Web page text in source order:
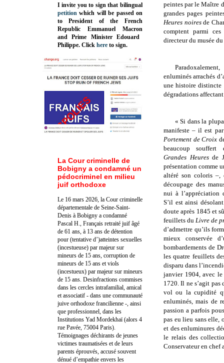
peintes par le Maître
grandes pages
Heures noiresde
comptent parmi
directeur du musée
enluminés arrachés
une histoire distincte
dégradations
« Si dans la
manifeste – il est
Portement de Croix
beaucoup
Grandes Heuresde
présentation comme
altéré son coloris –,
découpage des
nui à l’appréciation
S’il est ainsi
doute après 1845 et
feuillets duLivre de
d’admettre qu’ils
mieux conservée
bombardements de
les quatre feuillets
disparu dans
janvier 1904, avec
1720. Il ne s’agit pas
vol ou la cupidité
enluminés, mais de
passion a parfois
pas eu lieu sans elle,
et des enluminures
le relais des
Conservateur en chef
I invite you to sign that bilingual
petition which will be passed on
to President of the French
Republic Emmanuel Macron
and Prime MinisterEdouard
Philippe. Click here to sign.
La Cour criminelle de
Bobigny a condamné un
pédocriminel en milieu
juif orthodoxe
Le 16 mars 2026, la Cour criminelle
départementale de Seine-Saint-
Denis à Bobigny a condamné
Pascal H., Français retraité juif âgé
de 61 ans, à 13 ans de détention
pour (tentative d’)atteintes sexuelles
(incestueuse) par majeur sur
mineurs de 15 ans, corruption de
mineurs de 15 ans et viols
(incestueux) par majeur sur mineurs
de 15 ans. Desinfractions commises
dans les cercles intrafamilial, amical
et associatif - dans une communauté
juive orthodoxe francilienne -, ainsi
que professionnel, dans les
Institutions Yad Mordekhaï (alors 4
rue Pavée, 75004 Paris).
Témoignages déchirants de jeunes
victimes traumatisées et de leurs
parents éprouvés, accusé souvent
dénué d’empathie envers les